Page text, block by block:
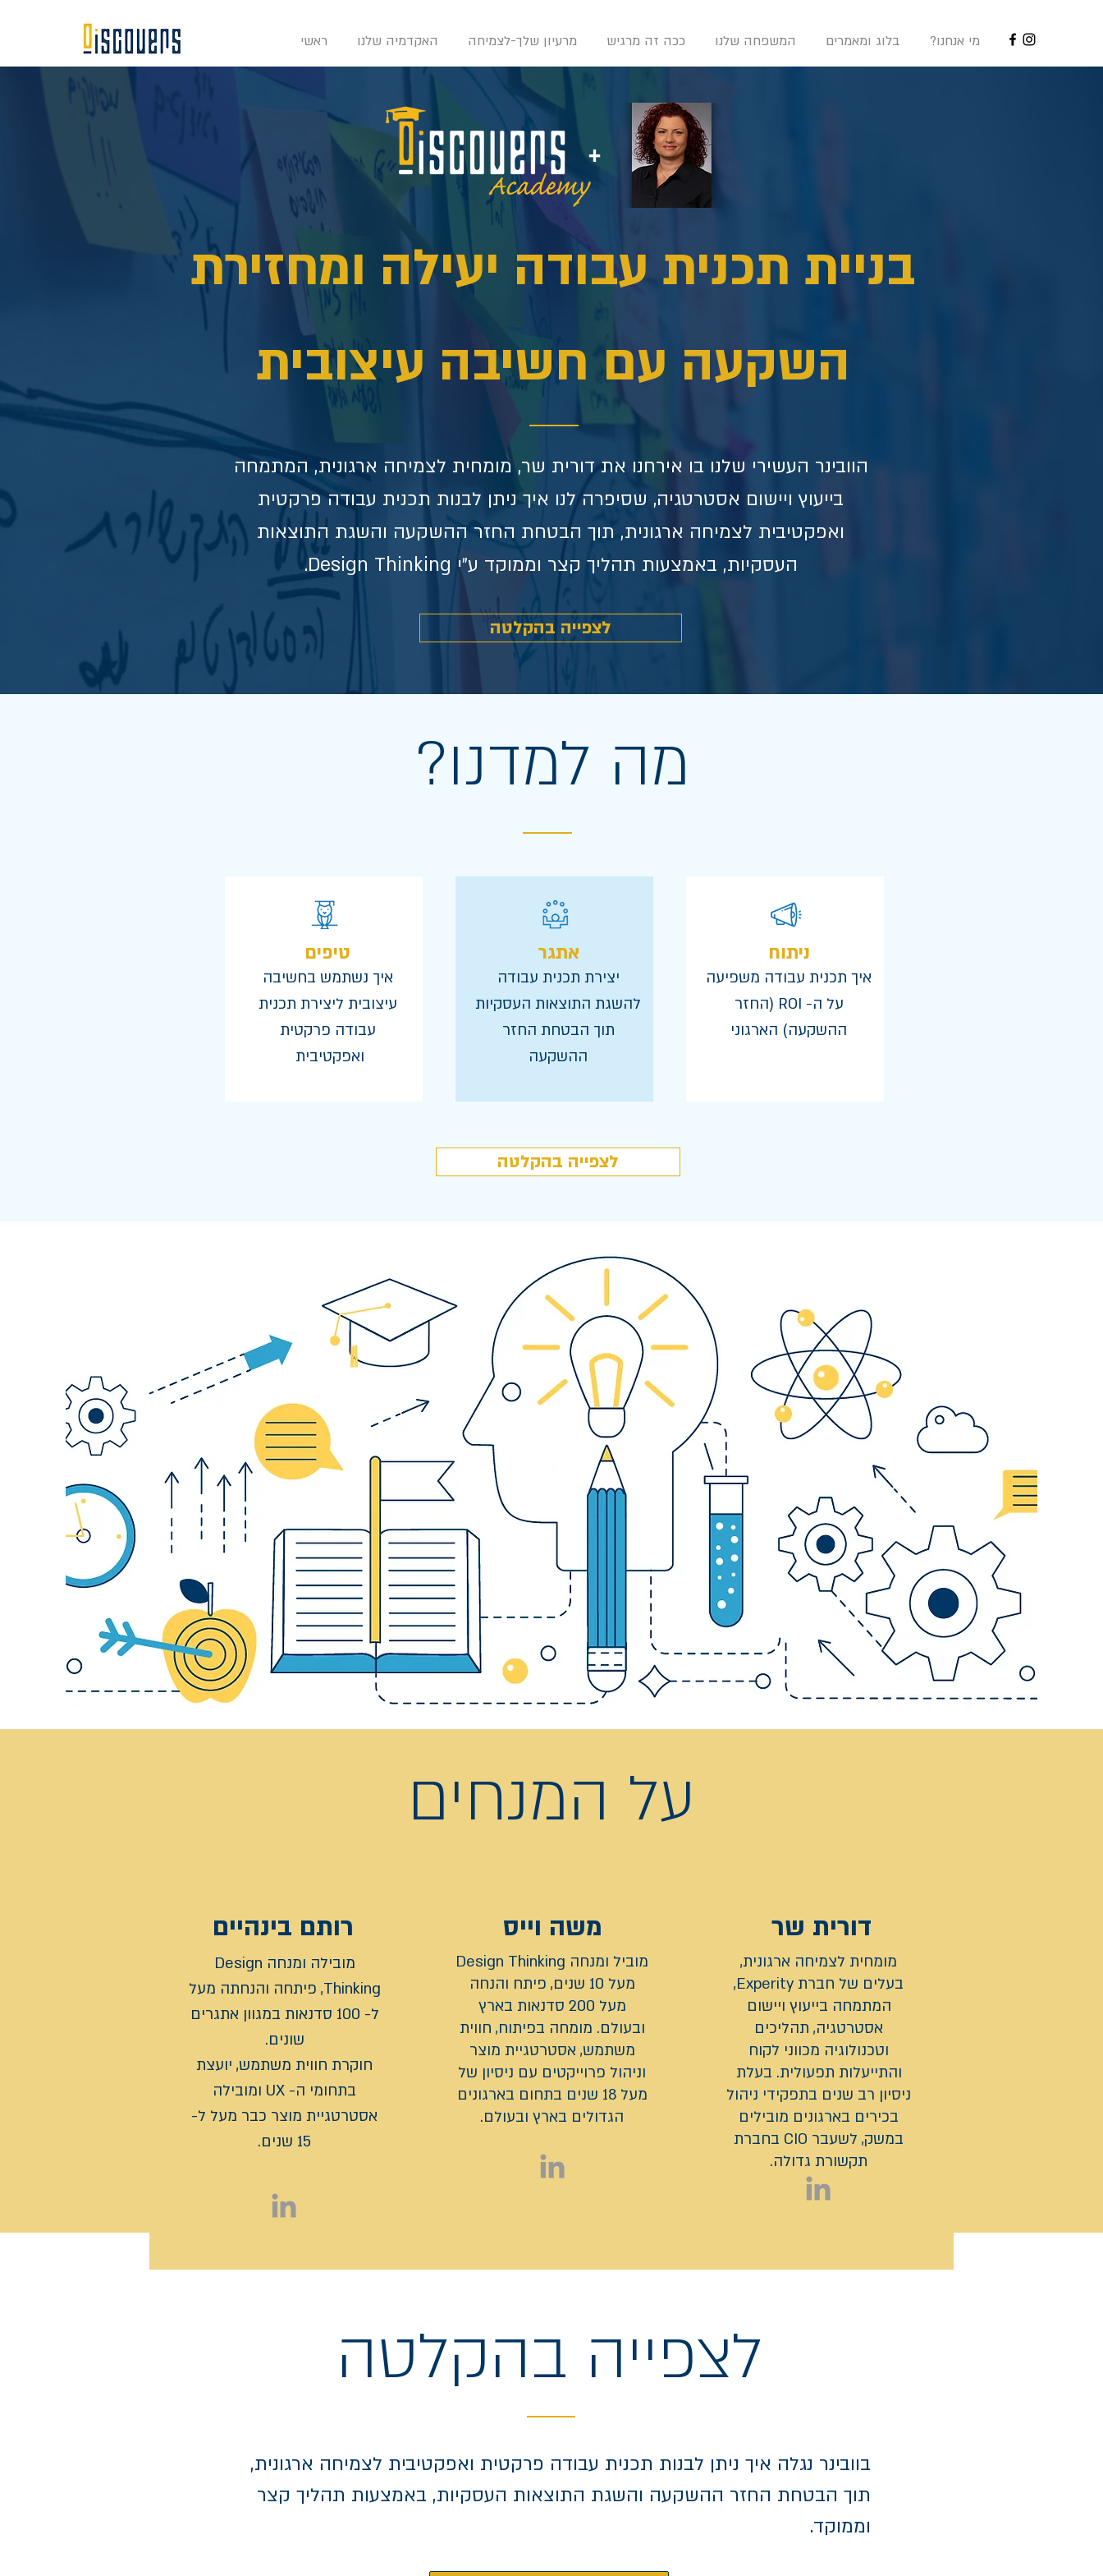
ראשי האקדמיה שלנו מרעיון שלך-לצמיחה ככה זה מרגיש המשפחה שלנו בלוג ומאמרים ?מי אנחנו
+
בניית תכנית עבודה יעילה ומחזירת
השקעה עם חשיבה עיצובית
הוובינר העשירי שלנו בו אירחנו את דורית שר, מומחית לצמיחה ארגונית, המתמחה
בייעוץ ויישום אסטרטגיה, שסיפרה לנו איך ניתן לבנות תכנית עבודה פרקטית
ואפקטיבית לצמיחה ארגונית, תוך הבטחת החזר ההשקעה והשגת התוצאות
העסקיות, באמצעות תהליך קצר וממוקד ע״י Design Thinking.
לצפייה בהקלטה
מה למדנו?
ניתוח
איך תכנית עבודה משפיעה
על ה- ROI (החזר
ההשקעה) הארגוני
אתגר
יצירת תכנית עבודה
להשגת התוצאות העסקיות
תוך הבטחת החזר
ההשקעה
טיפים
איך נשתמש בחשיבה
עיצובית ליצירת תכנית
עבודה פרקטית
ואפקטיבית
לצפייה בהקלטה
על המנחים
רותם בינהיים
מובילה ומנחה Design
Thinking, פיתחה והנחתה מעל
ל- 100 סדנאות במגוון אתגרים
שונים.
חוקרת חווית משתמש, יועצת
בתחומי ה- UX ומובילה
אסטרטגיית מוצר כבר מעל ל-
15 שנים.
משה וייס
מוביל ומנחה Design Thinking
מעל 10 שנים, פיתח והנחה
מעל 200 סדנאות בארץ
ובעולם. מומחה בפיתוח, חווית
משתמש, אסטרטגיית מוצר
וניהול פרוייקטים עם ניסיון של
מעל 18 שנים בתחום בארגונים
הגדולים בארץ ובעולם.
דורית שר
מומחית לצמיחה ארגונית,
בעלים של חברת Experity,
המתמחה בייעוץ ויישום
אסטרטגיה, תהליכים
וטכנולוגיה מכווני לקוח
והתייעלות תפעולית. בעלת
ניסיון רב שנים בתפקידי ניהול
בכירים בארגונים מובילים
במשק, לשעבר CIO בחברת
תקשורת גדולה.
לצפייה בהקלטה
בוובינר נגלה איך ניתן לבנות תכנית עבודה פרקטית ואפקטיבית לצמיחה ארגונית,
תוך הבטחת החזר ההשקעה והשגת התוצאות העסקיות, באמצעות תהליך קצר
וממוקד.